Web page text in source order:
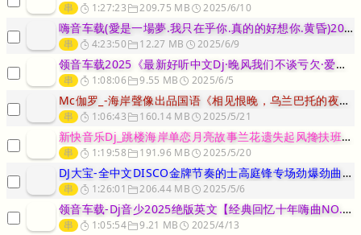
串 1:27:23 209.75 MB 2025/6/10
嗨音车载(愛是一場夢.我只在乎你.真的的好想你.黄昏)2025⑥月
串 4:23:50 12.27 MB 2025/6/9
领音车载2025《最新好听中文Dj·晚风我们不谈亏欠·爱走到了尽头
串 1:08:06 9.55 MB 2025/6/5
Mc伽罗_-海岸聲像出品国语《相见恨晚，乌兰巴托的夜，Andy》D
串 1:06:43 160.14 MB 2025/5/21
新快音乐Dj_跳楼海岸单恋月亮故事兰花遗失起风搀扶班车座位Elec
串 1:19:58 191.96 MB 2025/5/20
DJ大宝-全中文DISCO金牌节奏的士高庭锋专场劲爆劲曲MUSIC
串 1:26:01 206.44 MB 2025/5/6
领音车载-Dj音少2025绝版英文【经典回忆十年嗨曲NO.1】弹跳
串 1:05:54 9.21 MB 2025/4/13